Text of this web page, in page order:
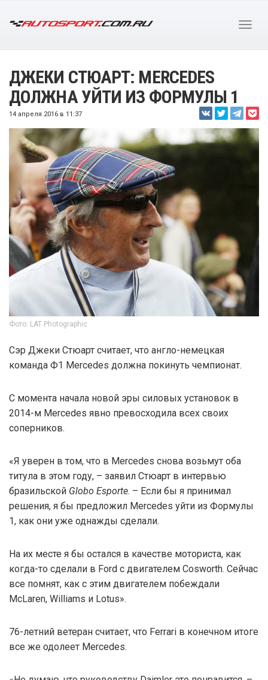
ДЖЕКИ СТЮАРТ: MERCEDES
ДОЛЖНА УЙТИ ИЗ ФОРМУЛЫ 1
14 апреля 2016 в 11:37
Фото: LAT Photographic
Сэр Джеки Стюарт считает, что англо-немецкая
команда Ф1 Mercedes должна покинуть чемпионат.
С момента начала новой эры силовых установок в
2014-м Mercedes явно превосходила всех своих
соперников.
«Я уверен в том, что в Mercedes снова возьмут оба
титула в этом году, – заявил Стюарт в интервью
бразильской Globo Esporte. – Если бы я принимал
решения, я бы предложил Mercedes уйти из Формулы
1, как они уже однажды сделали.
На их месте я бы остался в качестве моториста, как
когда-то сделали в Ford с двигателем Cosworth. Сейчас
все помнят, как с этим двигателем побеждали
McLaren, Williams и Lotus».
76-летний ветеран считает, что Ferrari в конечном итоге
все же одолеет Mercedes.